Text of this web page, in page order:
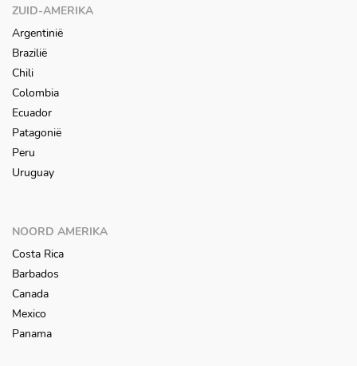
ZUID-AMERIKA
Argentinië
Brazilië
Chili
Colombia
Ecuador
Patagonië
Peru
Uruguay
NOORD AMERIKA
Costa Rica
Barbados
Canada
Mexico
Panama